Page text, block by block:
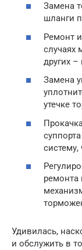
Замена
шланги
Ремонт
случаях
других –
Замена
утечке
систему,
ремонта
Удивилась,
и обслужить в